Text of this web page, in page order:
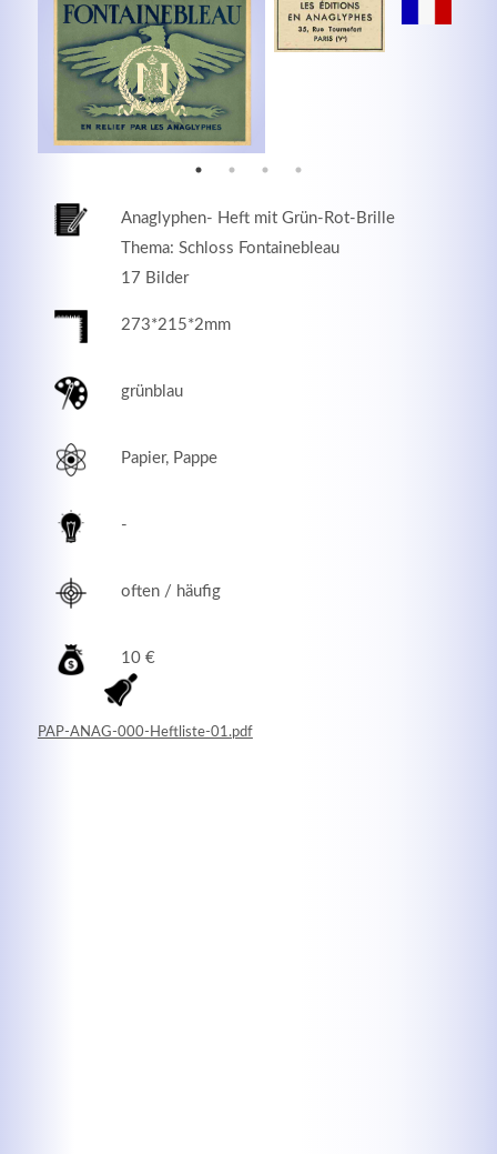
Anaglyphen- Heft mit Grün-Rot-Brille
Thema: Schloss Fontainebleau
17 Bilder
273*215*2mm
grünblau
Papier, Pappe
-
often / häufig
10 €
PAP-ANAG-000-Heftliste-01.pdf
Good Service
elit. Aenean commodo ligula eget dolor.